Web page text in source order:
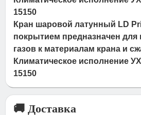
15150
Кран шаровой латунный LD
покрытием предназначен для
газов к материалам крана и
Климатическое исполнение
15150
🚚 Доставка